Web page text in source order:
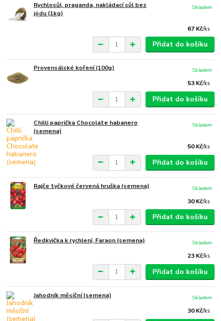
Rychlosůl, praganda, nakládací sůl bez
jódu (1kg)
67 Kč/ks
Skladem
Přidat do košíku
Provensálské koření (100g)
53 Kč/ks
Skladem
Přidat do košíku
Chilli paprička Chocolate habanero
(semena)
50 Kč/ks
Skladem
Přidat do košíku
Rajče tyčkové červená hruška (semena)
30 Kč/ks
Skladem
Přidat do košíku
Ředkvička k rychlení, Faraon (semena)
23 Kč/ks
Skladem
Přidat do košíku
Jahodník měsíční (semena)
30 Kč/ks
Skladem